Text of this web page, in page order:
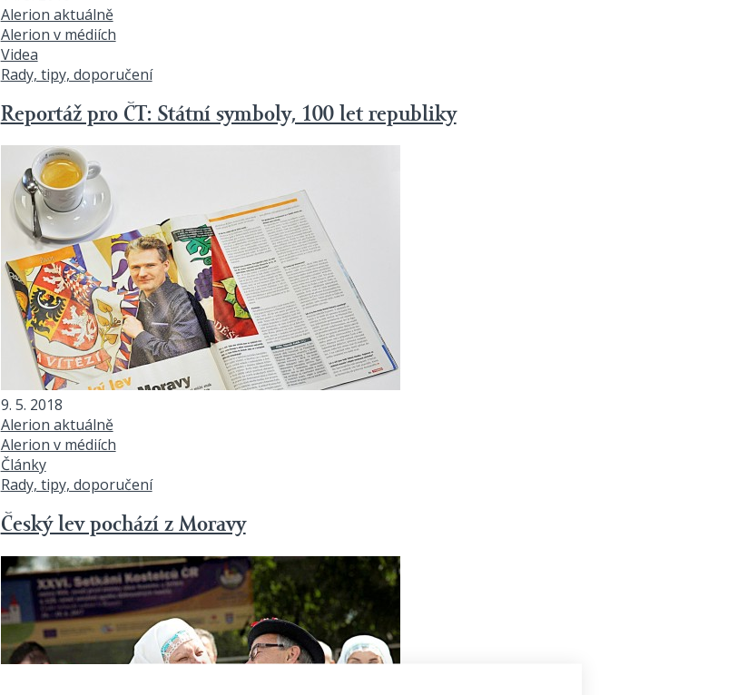
Alerion aktuálně
Alerion v médiích
Videa
Rady, tipy, doporučení
Reportáž pro ČT: Státní symboly, 100 let republiky
9. 5. 2018
Alerion aktuálně
Alerion v médiích
Články
Rady, tipy, doporučení
Český lev pochází z Moravy